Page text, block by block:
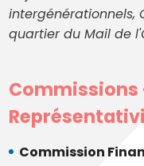
intergénérationnels,
quartier du Mail de
Commission